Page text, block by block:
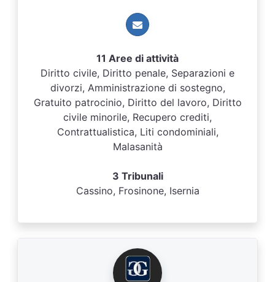
11 Aree di attività
Diritto civile, Diritto penale, Separazioni e
divorzi, Amministrazione di sostegno,
Gratuito patrocinio, Diritto del lavoro, Diritto
civile minorile, Recupero crediti,
Contrattualistica, Liti condominiali,
Malasanità
3 Tribunali
Cassino, Frosinone, Isernia